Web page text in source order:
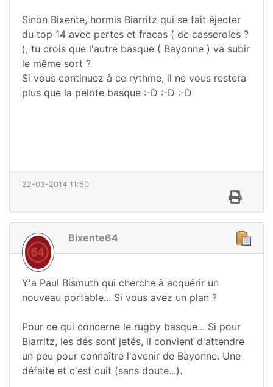
Sinon Bixente, hormis Biarritz qui se fait éjecter
du top 14 avec pertes et fracas ( de casseroles ?
), tu crois que l'autre basque ( Bayonne ) va subir
le même sort ?
Si vous continuez à ce rythme, il ne vous restera
plus que la pelote basque :-D :-D :-D
22-03-2014 11:50
Bixente64
Y'a Paul Bismuth qui cherche à acquérir un
nouveau portable... Si vous avez un plan ?
Pour ce qui concerne le rugby basque... Si pour
Biarritz, les dés sont jetés, il convient d'attendre
un peu pour connaître l'avenir de Bayonne. Une
défaite et c'est cuit (sans doute...).